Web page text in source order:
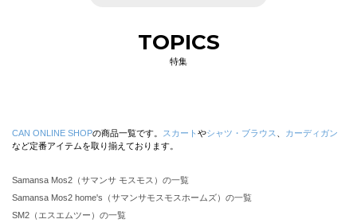
TOPICS
特集
CAN ONLINE SHOPの商品一覧です。 スカート やシャツ・ブラウス
カーディガン
など定番アイテムを取り揃えております。
Samansa Mos2（サマンサ モスモス）の一覧
Samansa Mos2 home's（サマンサモスモスホームズ）の一覧
SM2（エスエムツー）の一覧